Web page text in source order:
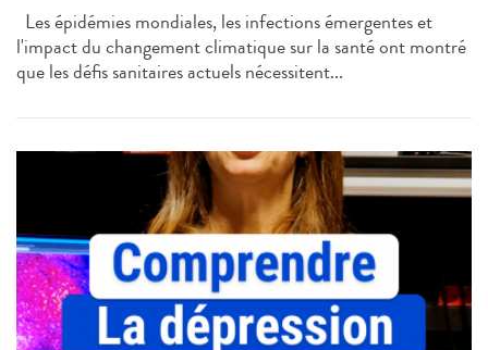
Les épidémies mondiales, les infections émergentes et
l'impact du changement climatique sur la santé ont montré
que les défis sanitaires actuels nécessitent...